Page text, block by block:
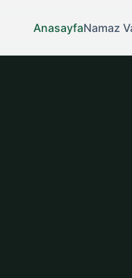
AnasayfaNamaz